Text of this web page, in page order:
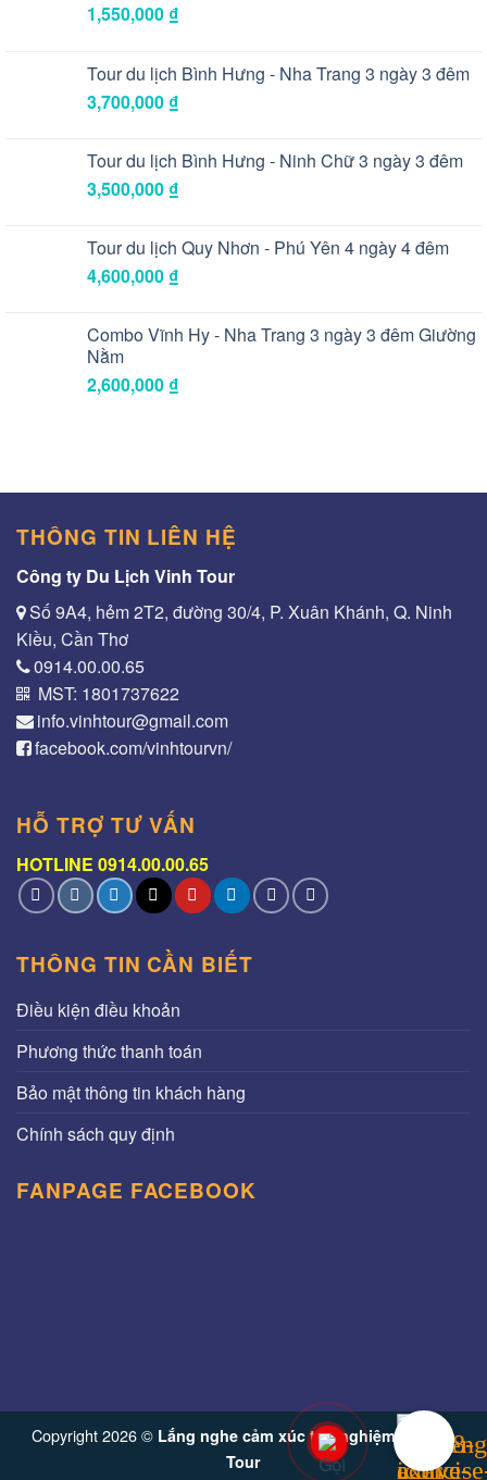
1,550,000 ₫
Tour du lịch Bình Hưng - Nha Trang 3 ngày 3 đêm
3,700,000 ₫
Tour du lịch Bình Hưng - Ninh Chữ 3 ngày 3 đêm
3,500,000 ₫
Tour du lịch Quy Nhơn - Phú Yên 4 ngày 4 đêm
4,600,000 ₫
Combo Vĩnh Hy - Nha Trang 3 ngày 3 đêm Giường
Nằm
2,600,000 ₫
THÔNG TIN LIÊN HỆ
Công ty Du Lịch Vinh Tour
Số 9A4, hẻm 2T2, đường 30/4, P. Xuân Khánh, Q. Ninh
Kiều, Cần Thơ
0914.00.00.65
MST: 1801737622
info.vinhtour@gmail.com
facebook.com/vinhtourvn/
HỖ TRỢ TƯ VẤN
HOTLINE 0914.00.00.65
THÔNG TIN CẦN BIẾT
Điều kiện điều khoản
Phương thức thanh toán
Bảo mật thông tin khách hàng
Chính sách quy định
FANPAGE FACEBOOK
Copyright 2026 © Lắng nghe cảm xúc trải nghiệm từ Vinh
Tour